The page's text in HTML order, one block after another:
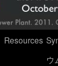
Resources
ウ